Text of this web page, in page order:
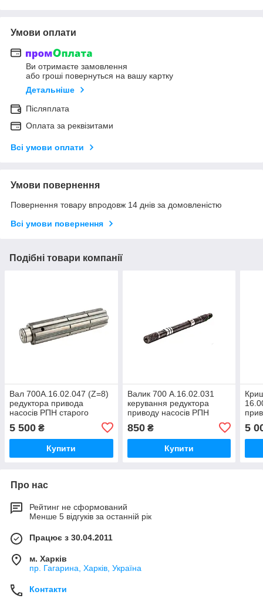
Умови оплати
Ви отримаєте замовлення
або гроші повернуться на вашу картку
Детальніше
Післяплата
Оплата за реквізитами
Всі умови оплати
Умови повернення
Повернення товару впродовж 14 днів за домовленістю
Всі умови повернення
Подібні товари компанії
Вал 700А.16.02.047 (Z=8)
редуктора привода
насосів РПН старого
зразка трактора Кіровець
К700,К701
5 500 ₴
Купити
Валик 700 А.16.02.031
керування редуктора
приводу насосів РПН
Кировець К-700,
К-700А,К-701
850₴
Купити
5
Про нас
Рейтинг не сформований
Менше 5 відгуків за останній рік
Працює з 30.04.2011
м. Харків
пр. Гагарина, Харків, Україна
Контакти